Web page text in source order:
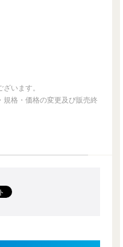
います。
格・価格の変更及び販売終